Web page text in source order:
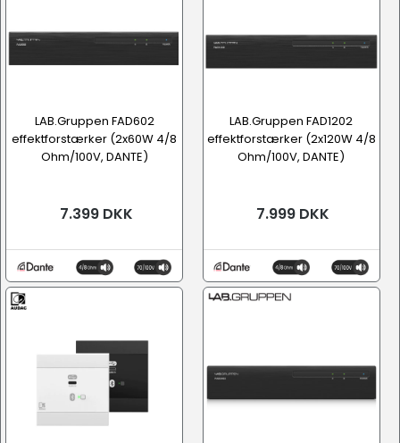
LAB.Gruppen FAD602
effektforstærker (2x60W 4/8
Ohm/100V, DANTE)
7.399 DKK
LAB.Gruppen FAD1202
effektforstærker (2x120W 4/8
Ohm/100V, DANTE)
7.999 DKK